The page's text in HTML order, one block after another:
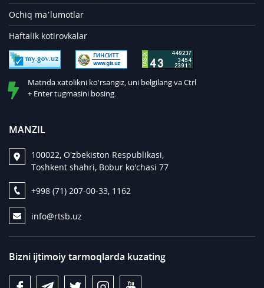
Ochiq ma’lumotlar
Haftalik kotirovkalar
Matnda xatolikni ko'rsangiz, uni belgilang va Ctrl
+ Enter tugmasini bosing.
MANZIL
100022, O'zbekiston Respublikasi,
Toshkent shahri, Bobur ko'chasi 77
+998 (71) 207-00-33, 1162
info@rtsb.uz
Bizni ijtimoiy tarmoqlarda kuzating